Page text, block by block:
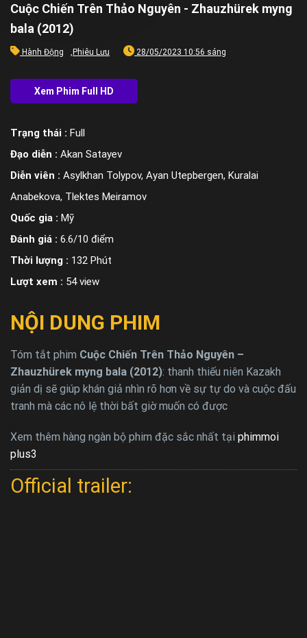
Cuộc Chiến Trên Thảo Nguyên - Zhauzhürek myng
bala (2012)
Hành Động Phiêu Lưu 28/05/2023 10:56 sáng
Trạng thái : Full
Đạo diễn : Akan Satayev
Diễn viên : Asylkhan Tolypov, Ayan Utepbergen, Kuralai
Anabekova, Tlektes Meiramov
Quốc gia : Mỹ
Đánh giá : 6.6/10 điểm
Thời lượng : 132 Phút
Lượt xem : 54 view
NỘI DUNG PHIM
Tóm tắt phim Cuộc Chiến Trên Thảo Nguyên –
Zhauzhürek myng bala (2012): thanh thiếu niên Kazakh
giản dị sẽ giúp khán giả nhìn rõ hơn về sự tự do và cuộc đấu
tranh mà các nô lệ thời bất giờ muốn có được
Xem thêm hàng ngàn bộ phim đặc sắc nhất tại phimmoi
plus3
Official trailer: